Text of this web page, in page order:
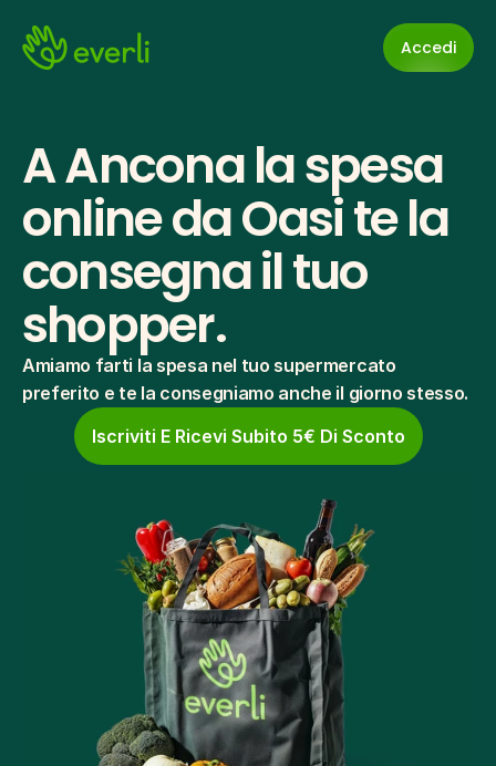
Accedi
A Ancona la spesa
online da Oasi te la
consegna il tuo
shopper.
Amiamo farti la spesa nel tuo supermercato
preferito e te la consegniamo anche il giorno stesso.
Iscriviti E Ricevi Subito 5€ Di Sconto